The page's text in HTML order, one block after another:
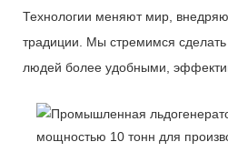
Технологии меняют мир,
традиции. Мы стремимся сделать
людей более удобными,